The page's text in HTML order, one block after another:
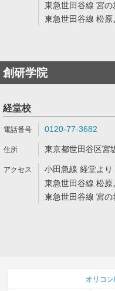
東急世田谷線 宮
東急世田谷線 松
創研学院
経堂校
0120-77-3682
東京都世田谷区宮
小田急線 経堂よ
東急世田谷線 松
東急世田谷線 宮
オリコ